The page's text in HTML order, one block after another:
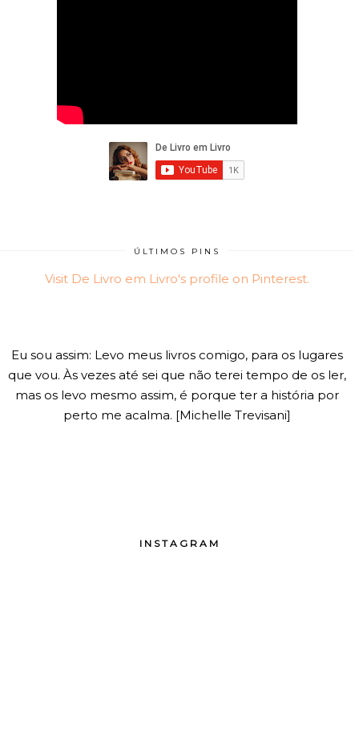
ÚLTIMOS PINS
Visit De Livro em Livro's profile on Pinterest.
Eu sou assim: Levo meus livros comigo, para os lugares
que vou. Às vezes até sei que não terei tempo de os ler,
mas os levo mesmo assim, é porque ter a história por
perto me acalma. [Michelle Trevisani]
INSTAGRAM